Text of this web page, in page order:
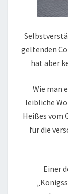
geltenden
hat aber
Wie man
leibliche
Heißes vom
für die
Einer